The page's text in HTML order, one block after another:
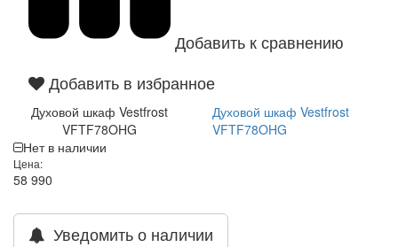
Добавить к сравнению
Добавить в избранное
Духовой шкаф Vestfrost
VFTF78OHG
Духовой шкаф Vestfrost
VFTF78OHG
Нет в наличии
Цена:
58 990
Уведомить о наличии